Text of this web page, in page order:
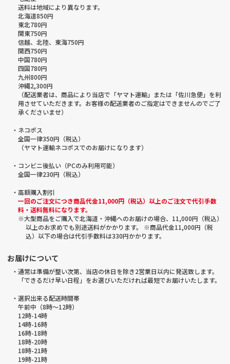
送料は地域により異なります。
北海道850円
東北780円
関東750円
信越、北陸、東海750円
関西750円
中国780円
四国780円
九州800円
沖縄2,300円
（配送業者は、商品により当店で「ヤマト運輸」または「佐川急便」を利
用させていただきます。お客様の配送業者のご指定はできませんのでご了
承くださいませ）
・ネコポス
全国一律350円（税込）
（ヤマト運輸ネコポスでのお届けになります）
・コンビニ後払い（PCのみ利用可能）
全国一律230円（税込）
・高額購入割引
一回のご注文につき商品代金11,000円（税込）以上のご注文で代引手数
料・送料無料になります。
※大型商品をご購入で北海道・沖縄へのお届けの場合、11,000円（税込）
以上のお求めでも別途送料がかかります。 ※商品代金11,000円（税
込）以下の場合は代引手数料は330円かかります。
お届けについて
・通常は準備が整い次第、当店の休日を除き2営業日以内に発送致します。
「できるだけ早い日程」をお選びいただければ最短でお届けいたします。
・選択出来る配送時間帯
午前中（8時～12時）
12時-14時
14時-16時
16時-18時
18時-20時
18時-21時
19時-21時